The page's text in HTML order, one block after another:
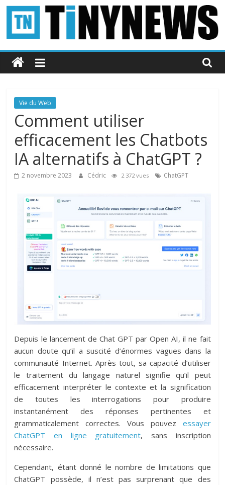
Passer
contenu
Tinynews
Le
belge
connecté
Vie du Web
Comment utiliser
efficacement les Chatbots
IA alternatifs à ChatGPT ?
2 novembre 2023 Cédric 2 372 vues ChatGPT
Depuis le lancement de Chat GPT par Open AI, il ne fait
aucun doute qu’il a suscité d’énormes vagues dans la
communauté Internet. Après tout, sa capacité d’utiliser
le traitement du langage naturel signifie qu’il peut
efficacement interpréter le contexte et la signification
de toutes les interrogations pour produire
instantanément des réponses pertinentes et
grammaticalement correctes. Vous pouvez essayer
ChatGPT en ligne gratuitement, sans inscription
nécessaire.
Cependant, étant donné le nombre de limitations que
ChatGPT possède, il n’est pas surprenant que des